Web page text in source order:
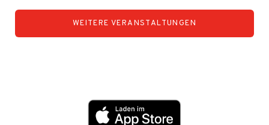
WEITERE VERANSTALTUNGEN